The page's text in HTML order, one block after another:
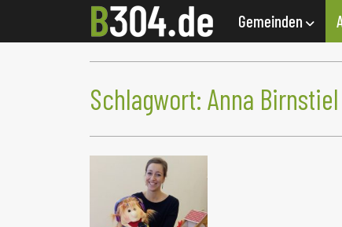
Gemeinden
Schlagwort: Anna Birnstiel